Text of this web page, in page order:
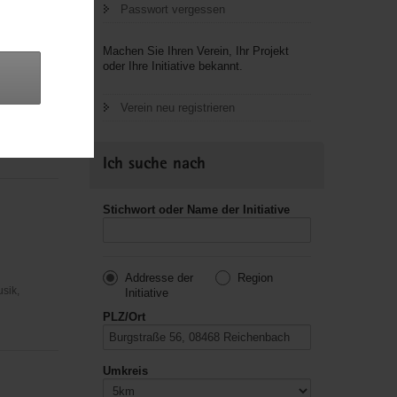
Passwort vergessen
Machen Sie Ihren Verein, Ihr Projekt
oder Ihre Initiative bekannt.
Verein neu registrieren
Ich suche nach
Stichwort oder Name der Initiative
Addresse der
Initiative
Region
PLZ/Ort
Umkreis